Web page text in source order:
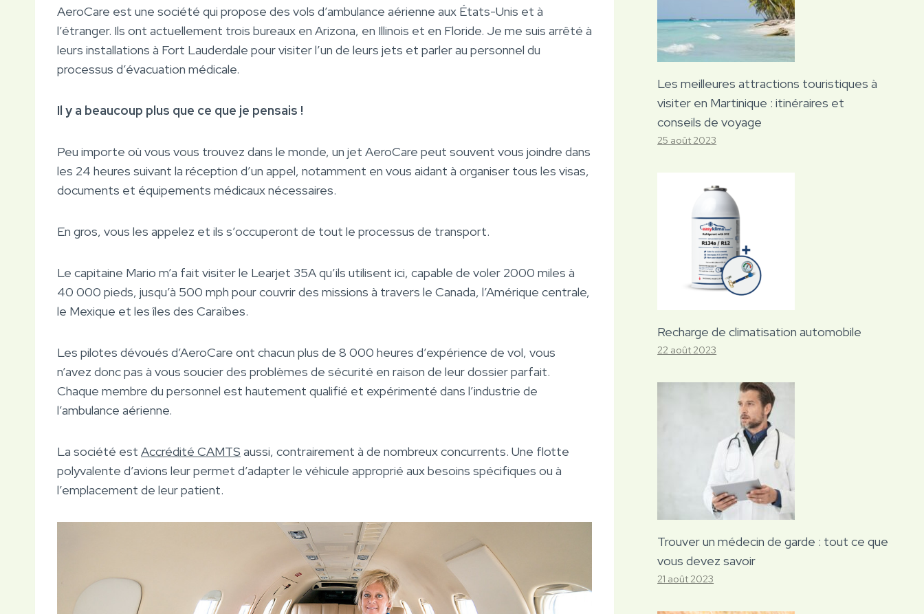
AeroCare est une société qui propose des vols d’ambulance aérienne aux États-Unis et à
l’étranger. Ils ont actuellement trois bureaux en Arizona, en Illinois et en Floride. Je me suis arrêté à
leurs installations à Fort Lauderdale pour visiter l’un de leurs jets et parler au personnel du
processus d’évacuation médicale.
Il y a beaucoup plus que ce que je pensais !
Peu importe où vous vous trouvez dans le monde, un jet AeroCare peut souvent vous joindre dans
les 24 heures suivant la réception d’un appel, notamment en vous aidant à organiser tous les visas,
documents et équipements médicaux nécessaires.
En gros, vous les appelez et ils s’occuperont de tout le processus de transport.
Le capitaine Mario m’a fait visiter le Learjet 35A qu’ils utilisent ici, capable de voler 2000 miles à
40 000 pieds, jusqu’à 500 mph pour couvrir des missions à travers le Canada, l’Amérique centrale,
le Mexique et les îles des Caraïbes.
Les pilotes dévoués d’AeroCare ont chacun plus de 8 000 heures d’expérience de vol, vous
n’avez donc pas à vous soucier des problèmes de sécurité en raison de leur dossier parfait.
Chaque membre du personnel est hautement qualifié et expérimenté dans l’industrie de
l’ambulance aérienne.
La société est Accrédité CAMTS aussi, contrairement à de nombreux concurrents. Une flotte
polyvalente d’avions leur permet d’adapter le véhicule approprié aux besoins spécifiques ou à
l’emplacement de leur patient.
Les meilleures attractions touristiques à
visiter en Martinique : itinéraires et
conseils de voyage
25 août 2023
Recharge de climatisation automobile
22 août 2023
Trouver un médecin de garde : tout ce que
vous devez savoir
21 août 2023